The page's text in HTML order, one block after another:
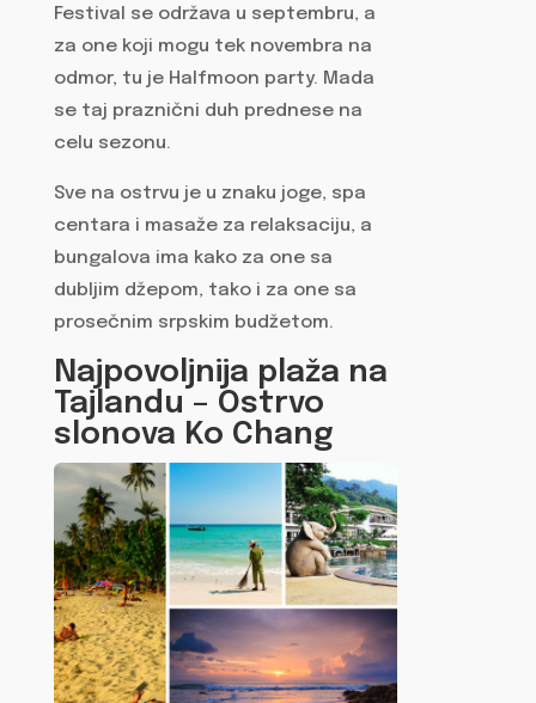
Festival se održava u septembru, a
za one koji mogu tek novembra na
odmor, tu je Halfmoon party. Mada
se taj praznični duh prednese na
celu sezonu.
Sve na ostrvu je u znaku joge, spa
centara i masaže za relaksaciju, a
bungalova ima kako za one sa
dubljim džepom, tako i za one sa
prosečnim srpskim budžetom.
Najpovoljnija plaža na
Tajlandu – Ostrvo
slonova Ko Chang